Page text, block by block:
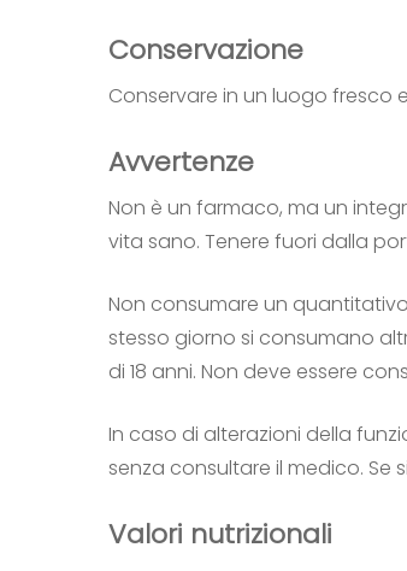
Conservazione
Conservare in un luogo fresco
Avvertenze
Non è un farmaco, ma un
vita sano. Tenere fuori dalla
Non consumare un
stesso giorno si consumano
di 18 anni. Non deve essere
In caso di alterazioni della
senza consultare il medico. Se
Valori nutrizionali